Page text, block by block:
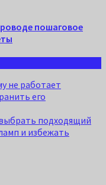
пошаговое
не работает
его
подходящий
и избежать